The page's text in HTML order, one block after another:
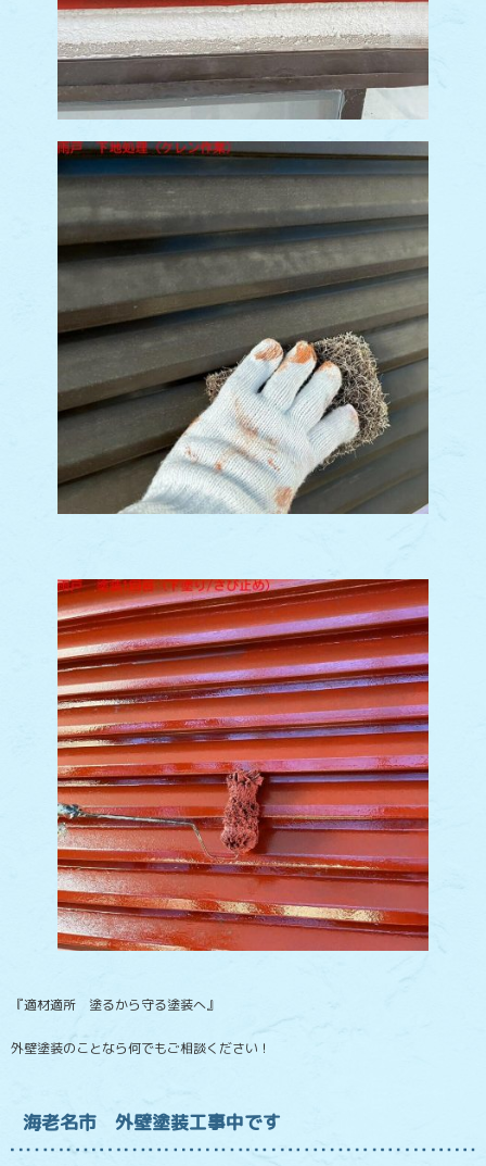
『適材適所 塗るから守る塗装へ』
外壁塗装のことなら何でもご相談ください！
海老名市 外壁塗装工事中です